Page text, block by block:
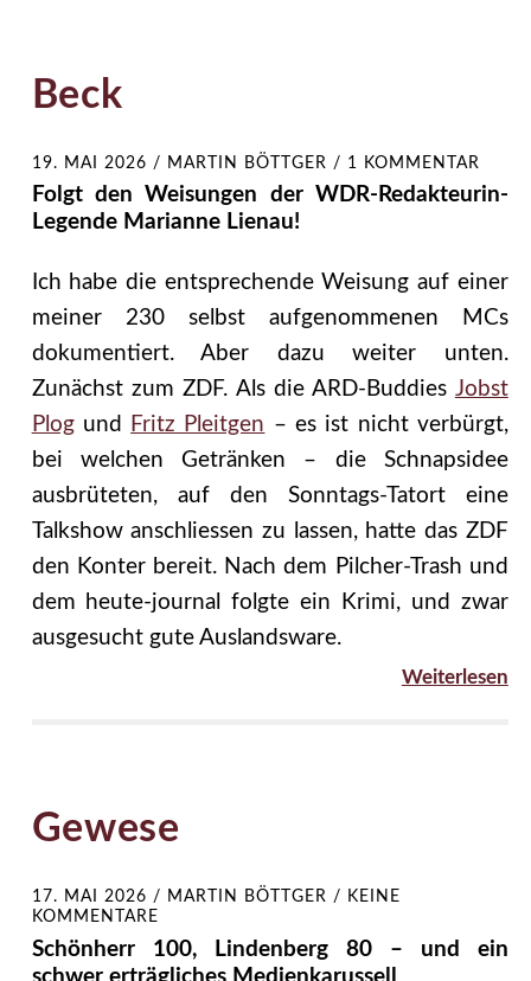
Beck
19. MAI 2026 / MARTIN BÖTTGER / 1 KOMMENTAR
Folgt den Weisungen der WDR-Redakteurin-
Legende Marianne Lienau!
Ich habe die entsprechende Weisung auf einer
meiner 230 selbst aufgenommenen MCs
dokumentiert. Aber dazu weiter unten.
Zunächst zum ZDF. Als die ARD-Buddies Jobst
Plogund Fritz Pleitgen – es ist nicht verbürgt,
bei welchen Getränken – die Schnapsidee
ausbrüteten, auf den Sonntags-Tatort eine
Talkshow anschliessen zu lassen, hatte das ZDF
den Konter bereit. Nach dem Pilcher-Trash und
dem heute-journal folgte ein Krimi, und zwar
ausgesucht gute Auslandsware.
Weiterlesen
Gewese
17. MAI 2026 / MARTIN BÖTTGER /
KEINE
KOMMENTARE
Schönherr 100, Lindenberg 80 – und ein
schwer erträgliches Medienkarussell